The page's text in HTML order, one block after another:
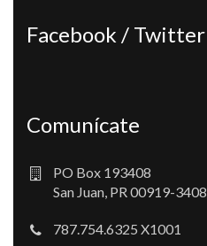
Facebook / Twitter
Comunícate
PO Box 193408
San Juan, PR 00919-3408
787.754.6325 X1001